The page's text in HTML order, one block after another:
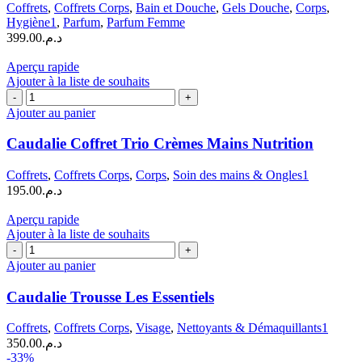
Vignes
Coffrets, Coffrets Corps, Bain et Douche, Gels Douche, Corps,
Hygiène1 , Parfum, Parfum Femme
د.م.399.00
Aperçu rapide
Ajouter à la liste de souhaits
quantité
de
Caudalie
Coffret
Trio
Crèmes
Mains
Nutrition
Ajouter au panier
Caudalie Coffret Trio Crèmes Mains Nutrition
Coffrets, Coffrets Corps, Corps, Soin des mains & Ongles1
د.م.195.00
Aperçu rapide
Ajouter à la liste de souhaits
quantité
de
Caudalie
Trousse
Les
Essentiels
Ajouter au panier
Caudalie Trousse Les Essentiels
Coffrets, Coffrets Corps, Visage, Nettoyants & Démaquillants1
د.م.350.00
-33%